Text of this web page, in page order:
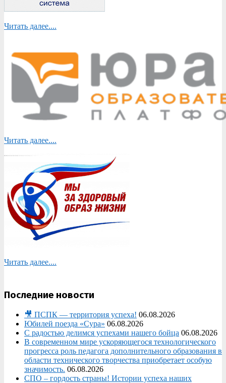
Читать далее....
Читать далее....
Читать далее....
Последние новости
🎥 ПСПК — территория успеха! 06.08.2026
Юбилей поезда «Сура» 06.08.2026
С радостью делимся успехами нашего бойца 06.08.2026
В современном мире ускоряющегося технологического
прогресса роль педагога дополнительного образования в
области технического творчества приобретает особую
значимость. 06.08.2026
СПО – гордость страны! Истории успеха наших